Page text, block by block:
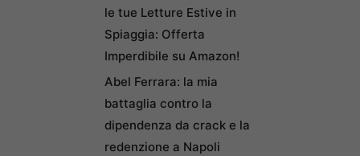
le tue Letture Estive in
Spiaggia: Offerta
Imperdibile su Amazon!
Abel Ferrara: la mia
battaglia contro la
dipendenza da crack e la
redenzione a Napoli